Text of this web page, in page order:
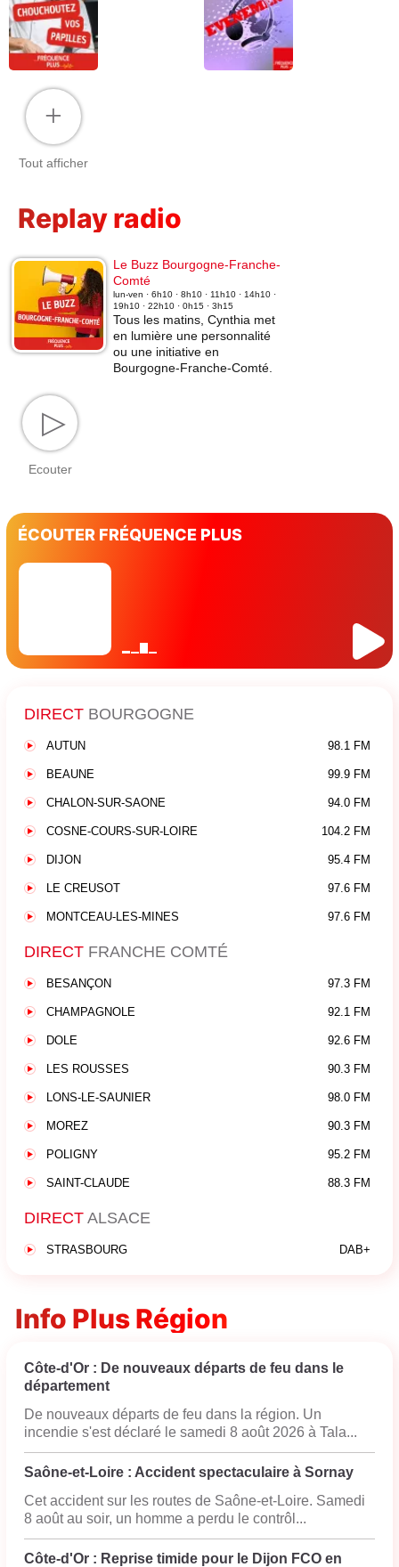
+
Tout afficher
Replay radio
Le Buzz Bourgogne-Franche-
Comté
lun-ven · 6h10 · 8h10 · 11h10 · 14h10 ·
19h10 · 22h10 · 0h15 · 3h15
Tous les matins, Cynthia met
en lumière une personnalité
ou une initiative en
Bourgogne-Franche-Comté.
▷
Ecouter
ÉCOUTER FRÉQUENCE PLUS
DIRECT BOURGOGNE
AUTUN 98.1 FM
BEAUNE 99.9 FM
CHALON-SUR-SAONE 94.0 FM
COSNE-COURS-SUR-LOIRE 104.2 FM
DIJON 95.4 FM
LE CREUSOT 97.6 FM
MONTCEAU-LES-MINES 97.6 FM
DIRECT FRANCHE COMTÉ
BESANÇON 97.3 FM
CHAMPAGNOLE 92.1 FM
DOLE 92.6 FM
LES ROUSSES 90.3 FM
LONS-LE-SAUNIER 98.0 FM
MOREZ 90.3 FM
POLIGNY 95.2 FM
SAINT-CLAUDE 88.3 FM
DIRECT ALSACE
STRASBOURG DAB+
Info Plus Région
Côte-d'Or : De nouveaux départs de feu dans le
département
De nouveaux départs de feu dans la région. Un
incendie s'est déclaré le samedi 8 août 2026 à Tala...
Saône-et-Loire : Accident spectaculaire à Sornay
Cet accident sur les routes de Saône-et-Loire. Samedi
8 août au soir, un homme a perdu le contrôl...
Côte-d'Or : Reprise timide pour le Dijon FCO en